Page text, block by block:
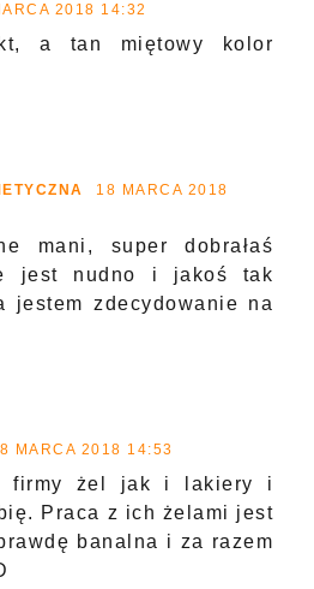
2018 14:32
a tan miętowy kolor
18 MARCA 2018
mani, super dobrałaś
jest nudno i jakoś tak
jestem zdecydowanie na
MARCA 2018 14:53
firmy żel jak i lakiery i
Praca z ich żelami jest
banalna i za razem